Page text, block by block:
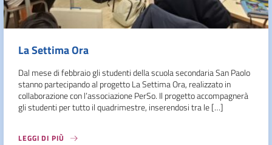
La Settima Ora
Dal mese di febbraio gli studenti della scuola secondaria San Paolo
stanno partecipando al progetto La Settima Ora, realizzato in
collaborazione con l’associazione PerSo. Il progetto accompagnerà
gli studenti per tutto il quadrimestre, inserendosi tra le […]
LEGGI DI PIÙ